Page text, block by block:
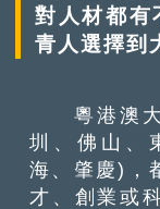
對人材都有
青人選擇到
粵港澳大
圳、佛山、
海、肇慶)，
才、創業或